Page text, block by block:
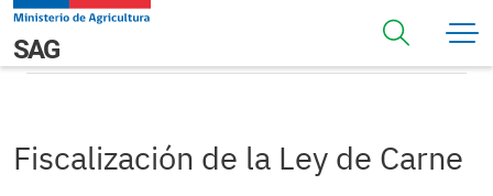
Pasar al contenido principal
Navegación principal
SAGFiscalización de la Ley de Carne
Fiscalización de la Ley de Carne